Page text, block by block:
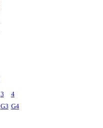
3 4
G3 G4